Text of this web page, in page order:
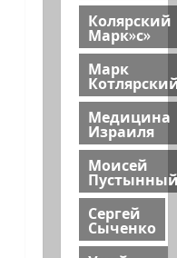
Колярский
Марк»с»
Марк
Медицина
Израиля
Моисей
Сергей
Сыченко